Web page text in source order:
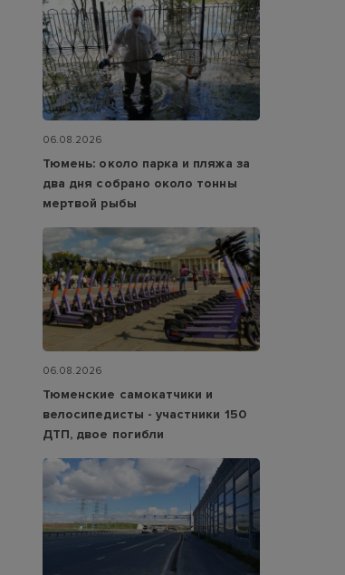
06.08.2026
Тюмень: около парка и пляжа за
два дня собрано около тонны
мертвой рыбы
06.08.2026
Тюменские самокатчики и
велосипедисты - участники 150
ДТП, двое погибли